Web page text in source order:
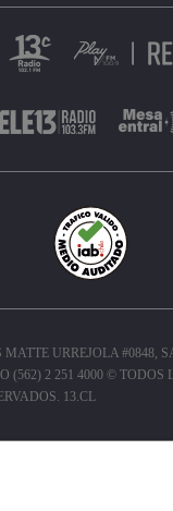
MATTE URREJOLA #0848,
(562) 2 251 4000 © TODOS
13.CL